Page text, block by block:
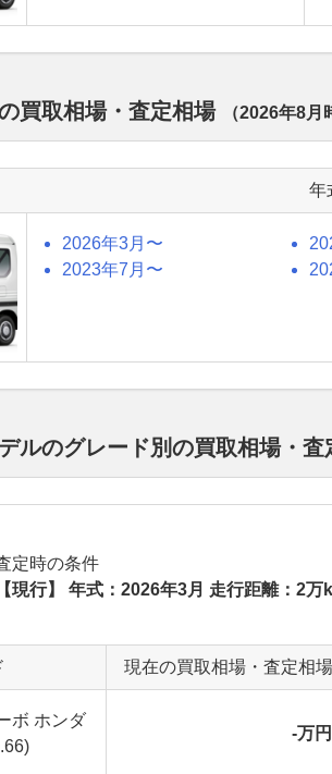
買取相場・査定相場 （2026年8月
年
2026年3月〜
2023年7月〜
ルのグレード別の買取相場・査
定時の条件
【現行】 年式：2026年3月 走行距離：2万
現在の買取相場・査定相場
ボ ホンダ
-万円